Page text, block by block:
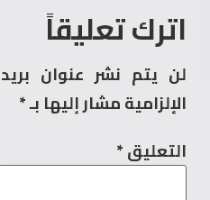
اترك تعليقاً
لن يتم نشر عنوان
الإلزامية مشار إليها بـ *
التعليق*